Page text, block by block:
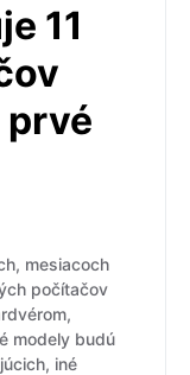
11
prvé
mesiacoch
počítačov
modely budú
iné